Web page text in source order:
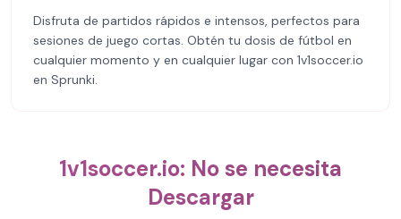
Disfruta de partidos rápidos e intensos, perfectos para
sesiones de juego cortas. Obtén tu dosis de fútbol en
cualquier momento y en cualquier lugar con 1v1soccer.io
en Sprunki.
1v1soccer.io: No se necesita
Descargar